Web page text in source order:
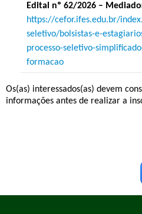
Edital nº 62/2026 –
https://cefor.ifes.edu.br/
seletivo/bolsistas-e-
processo-seletivo-
formacao
Os(as) interessados(as) devem
informações antes de realizar a